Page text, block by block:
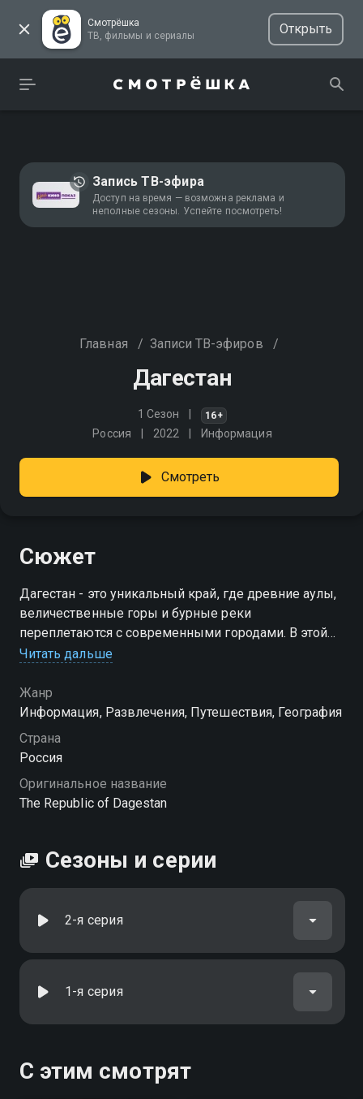
Смотрёшка
ТВ, фильмы и сериалы
Открыть
Запись ТВ-эфира
Доступ на время — возможна реклама и
неполные сезоны. Успейте посмотреть!
Главная / Записи ТВ-эфиров /
Дагестан
1 Сезон 16+
Россия 2022 Информация
Смотреть
Сюжет
Дагестан - это уникальный край, где древние аулы,
величественные горы и бурные реки
переплетаются с современными городами. В этой
программе мы погрузимся в культуру и природу
Читать дальше
Жанр
Информация, Развлечения, Путешествия, География
Страна
Россия
Оригинальное название
The Republic of Dagestan
Сезоны и серии
2-я серия
1-я серия
С этим смотрят